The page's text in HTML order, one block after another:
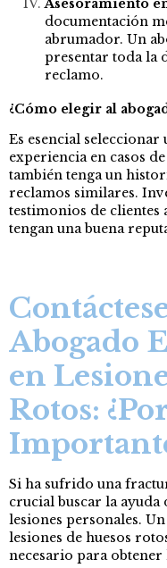
Asesoramiento
documentación
abrumador. Un
presentar toda la
reclamo.
¿Cómo elegir al
Es esencial
experiencia en casos
también tenga un
reclamos similares.
testimonios de clientes
tengan una buena
Abogado
en
Rotos:
Si ha sufrido una
crucial buscar la ayuda
lesiones personales.
lesiones de huesos
necesario para obtener